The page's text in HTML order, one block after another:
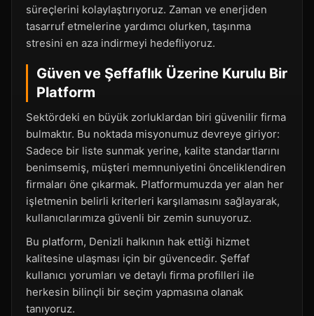
süreçlerini kolaylaştırıyoruz. Zaman ve enerjiden
tasarruf etmelerine yardımcı olurken, taşınma
stresini en aza indirmeyi hedefliyoruz.
Güven ve Şeffaflık Üzerine Kurulu Bir
Platform
Sektördeki en büyük zorluklardan biri güvenilir firma
bulmaktır. Bu noktada misyonumuz devreye giriyor:
Sadece bir liste sunmak yerine, kalite standartlarını
benimsemiş, müşteri memnuniyetini önceliklendiren
firmaları öne çıkarmak. Platformumuzda yer alan her
işletmenin belirli kriterleri karşılamasını sağlayarak,
kullanıcılarımıza güvenli bir zemin sunuyoruz.
Bu platform, Denizli halkının hak ettiği hizmet
kalitesine ulaşması için bir güvencedir. Şeffaf
kullanıcı yorumları ve detaylı firma profilleri ile
herkesin bilinçli bir seçim yapmasına olanak
tanıyoruz.